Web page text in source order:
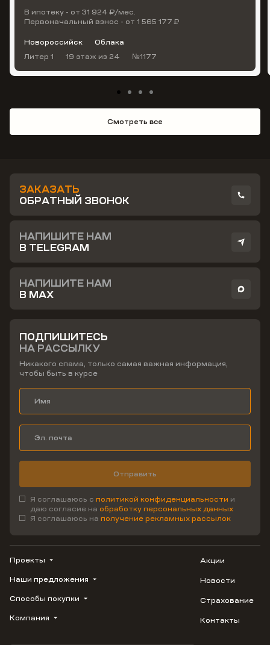
В ипотеку - от 31 924 ₽/мес.
Первоначальный взнос - от 1 565 177 ₽
Новороссийск
Облака
Литер 1
19 этаж из 24 №1177
Смотреть все
ЗАКАЗАТЬ
ОБРАТНЫЙ ЗВОНОК
НАПИШИТЕ НАМ
В TELEGRAM
НАПИШИТЕ НАМ
В MAX
ПОДПИШИТЕСЬ
НА РАССЫЛКУ
Никакого спама, только самая важная информация,
чтобы быть в курсе
Отправить
Я соглашаюсь с политикой конфиденциальности и
даю согласие на обработку персональных данных
Я соглашаюсь на получение рекламных рассылок
Проекты
ВЕРН
1799
Наши предложения
Купить квартиру
Студию
Способы покупки
Трейд-ин
Компания
Акции
Новости
Страхование
Контакты